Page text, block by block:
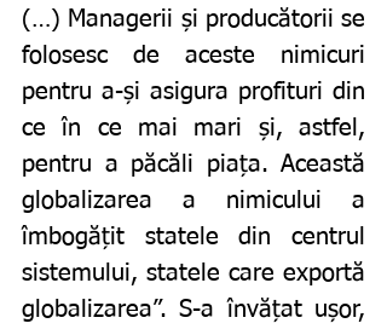
(…) Managerii și producătorii se
folosesc de aceste nimicuri
pentru a-și asigura profituri din
ce în ce mai mari și, astfel,
pentru a păcăli piața. Această
globalizarea a nimicului a
îmbogățit statele din centrul
sistemului, statele care exportă
globalizarea”. S-a învățat ușor,